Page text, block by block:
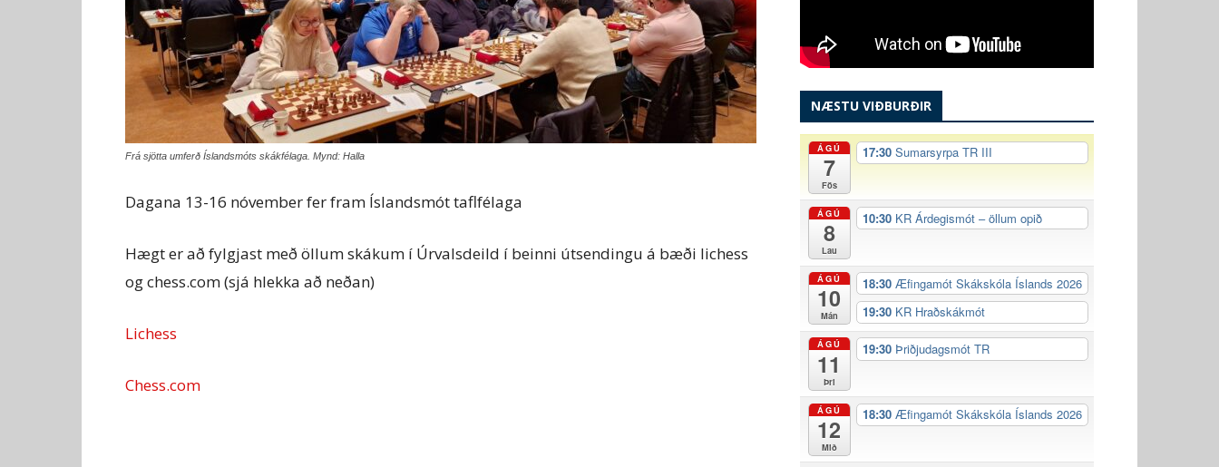
Frá sjötta umferð Íslandsmóts skákfélaga. Mynd: Halla
Dagana 13-16 nóvember fer fram Íslandsmót taflfélaga
Hægt er að fylgjast með öllum skákum í Úrvalsdeild í beinni útsendingu á bæði lichess
og chess.com (sjá hlekka að neðan)
Lichess
Chess.com
NÆSTU VIÐBURÐIR
ÁGÚ
7
Fös
17:30 Sumarsyrpa TR III
ÁGÚ
8
Lau
10:30 KR Árdegismót – öllum opið
ÁGÚ
10
Mán
18:30 Æfingamót Skákskóla Íslands 2026
19:30 KR Hraðskákmót
ÁGÚ
11
Þri
19:30 Þriðjudagsmót TR
ÁGÚ
12
Mið
18:30 Æfingamót Skákskóla Íslands 2026